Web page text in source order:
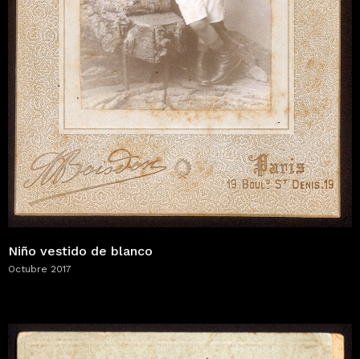
Niño vestido de blanco
Octubre 2017